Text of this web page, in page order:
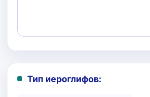
Тип иероглифов: